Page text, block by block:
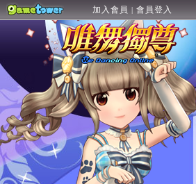
加入會員 | 會員登入